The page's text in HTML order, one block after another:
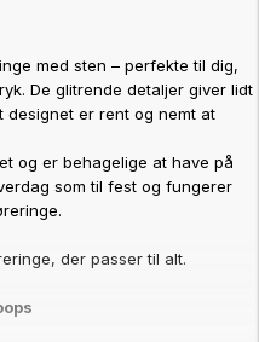
med sten – perfekte til dig,
De glitrende detaljer giver lidt
designet er rent og nemt at
og er behagelige at have på
som til fest og fungerer
der passer til alt.